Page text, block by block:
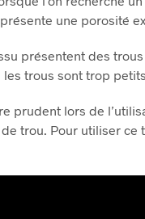
une porosité
présentent des
les trous sont trop
prudent lors de
trou. Pour utiliser ce